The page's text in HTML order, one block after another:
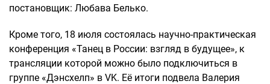
постановщик: Любава Белько.
Кроме того, 18 июля состоялась научно-практическая
конференция «Танец в России: взгляд в будущее», к
трансляции которой можно было подключиться в
группе «Дэнсхелп» в VK. Её итоги подвела Валерия